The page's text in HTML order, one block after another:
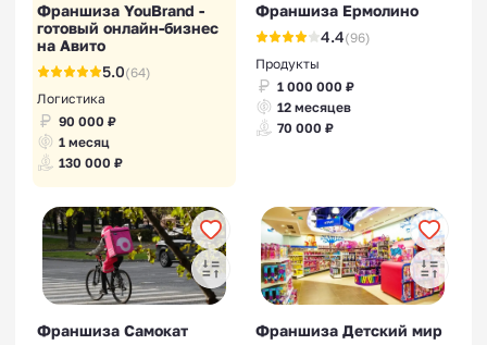
Франшиза YouBrand -
готовый онлайн-бизнес
на Авито
5.0(64)
Логистика
90 000 ₽
1 месяц
130 000 ₽
Франшиза Ермолино
4.4(96)
Продукты
1 000 000 ₽
12 месяцев
70 000 ₽
Франшиза Самокат
Франшиза Детский мир